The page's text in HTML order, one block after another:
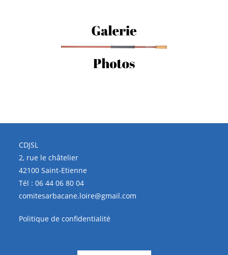
CDJSL
2, rue le châtelier
42100 Saint-Etienne
Tél :06 44 06 80 04
comitesarbacane.loire@gmail.com
Politique de confidentialité